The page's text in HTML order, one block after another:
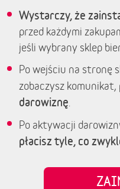
Wystarczy, że
przed każdymi
jeśli wybrany sklep
Po wejściu na stronę
zobaczysz
darowiznę
Po aktywacji
płacisz tyle, co